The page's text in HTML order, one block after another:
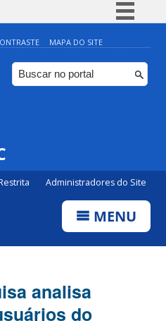
Simplifique!
Comunica BR
Participe
MAPA DO SITE
Administradores do Site
MENU
analisa
do